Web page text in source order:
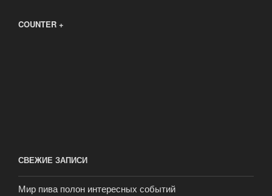
COUNTER +
СВЕЖИЕ ЗАПИСИ
Мир пива полон интересных событий